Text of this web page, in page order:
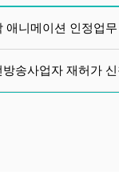
애니메이션 인정업무
방송사업자 재허가 신